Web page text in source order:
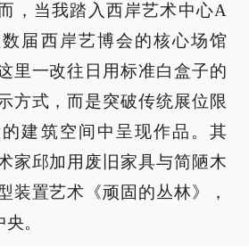
，当我踏入西岸艺术中心A
届西岸艺博会的核心场馆
里一改往日用标准白盒子的
方式，而是突破传统展位限
建筑空间中呈现作品。其
家邱加用废旧家具与简陋木
装置艺术《顽固的丛林》，
。